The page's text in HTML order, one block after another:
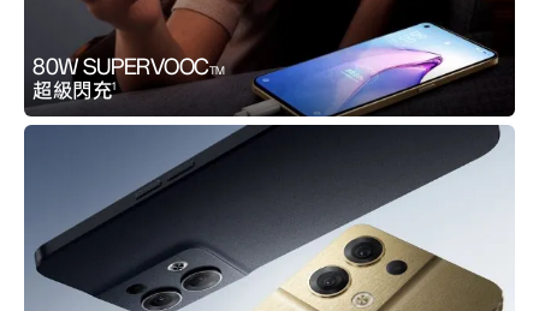
80W SUPERVOOCTM
超級閃充1